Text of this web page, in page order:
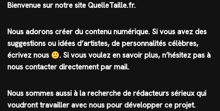
Bienvenue sur notre site QuelleTaille.fr.
Nous adorons créer du contenu numérique. Si vous avez des
suggestions ou idées d’artistes, de personnalités célèbres,
écrivez nous
. Si vous voulez en savoir plus, n’hésitez pas à
nous contacter directement par mail.
Nous sommes aussi à la recherche de rédacteurs sérieux qui
voudront travailler avec nous pour développer ce projet.